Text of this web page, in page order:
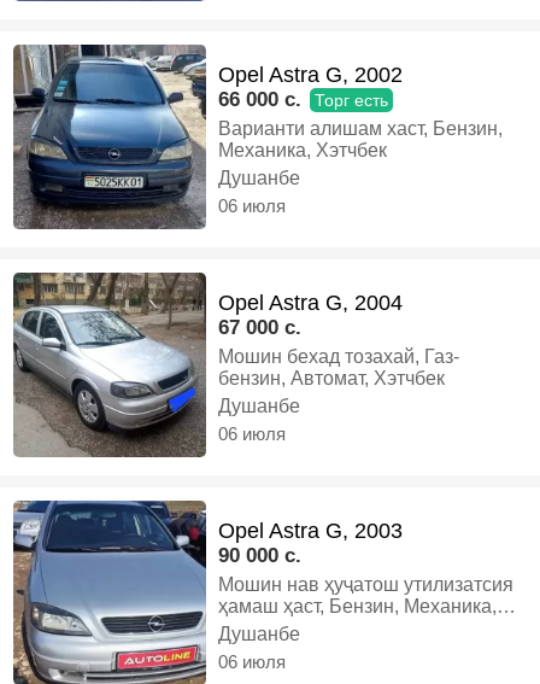
Opel Astra G, 2002
66 000 c. Торг есть
Варианти алишам хаст, Бензин,
Механика, Хэтчбек
Душанбе
06 июля
Opel Astra G, 2004
67 000 c.
Мошин бехад тозахай, Газ-
бензин, Автомат, Хэтчбек
Душанбе
06 июля
Opel Astra G, 2003
90 000 c.
Мошин нав ҳуҷатош утилизатсия
ҳамаш ҳаст, Бензин, Механика,
Хэтчбек
Душанбе
06 июля